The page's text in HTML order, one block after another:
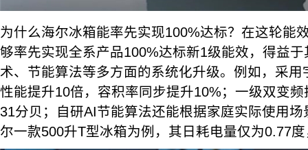
为什么海尔冰箱能率先实现100%达标？在这轮能
够率先实现全系产品100%达标新1级能效，得益
术、节能算法等多方面的系统化升级。例如，采
性能提升10倍，容积率同步提升10%；一级双变
31分贝；自研AI节能算法还能根据家庭实际使用
尔一款500升T型冰箱为例，其日耗电量仅为0.77